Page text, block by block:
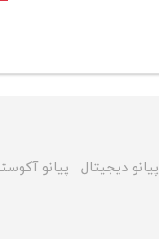
پیانو دیجیتال | پیانو